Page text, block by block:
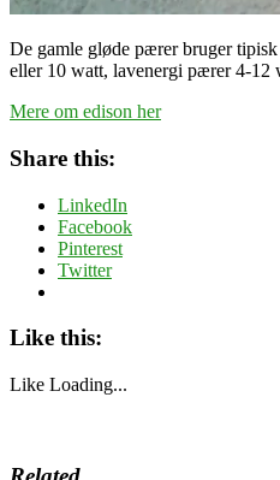
De gamle gløde pærer bruger
eller 10 watt, lavenergi pærer 4-12
Mere om edison her
Share this:
LinkedIn
Facebook
Pinterest
Twitter
Like this:
Like Loading...